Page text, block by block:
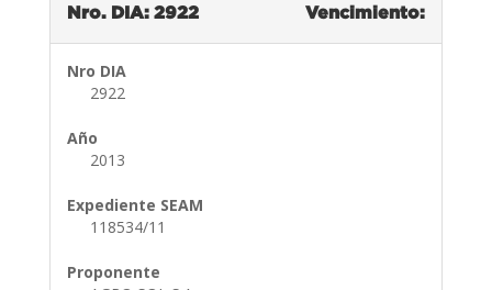
Nro. DIA: 2922 Vencimiento:
Nro DIA
2922
Año
2013
Expediente SEAM
118534/11
Proponente